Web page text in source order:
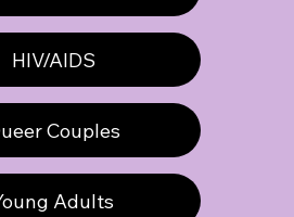
HIV/AIDS
Couples
Adults